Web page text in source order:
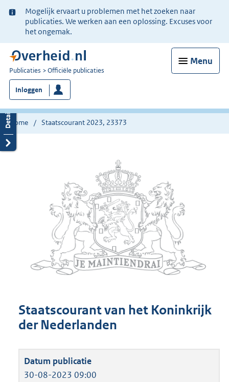
Ter
informatie:
Mogelijk ervaart u problemen met het zoeken naar
publicaties. We werken aan een oplossing. Excuses voor
het ongemak.
Menu
U
bent
nu
hier:
Publicaties Officiële publicaties
Inloggen
Home Staatscourant 2023, 23373
Staatscourant van het Koninkrijk
der Nederlanden
30-08-2023 09:00